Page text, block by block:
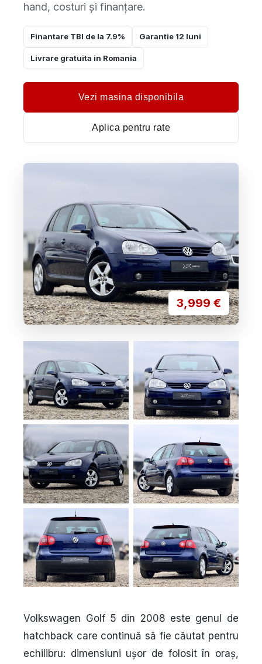
hand, costuri și finanțare.
Finantare TBI de la 7.9% Garantie 12 luni
Livrare gratuita in Romania
Vezi masina disponibila
Aplica pentru rate
3,999 €
Volkswagen Golf 5 din 2008 este genul de
hatchback care continuă să fie căutat pentru
echilibru: dimensiuni ușor de folosit în oraș,